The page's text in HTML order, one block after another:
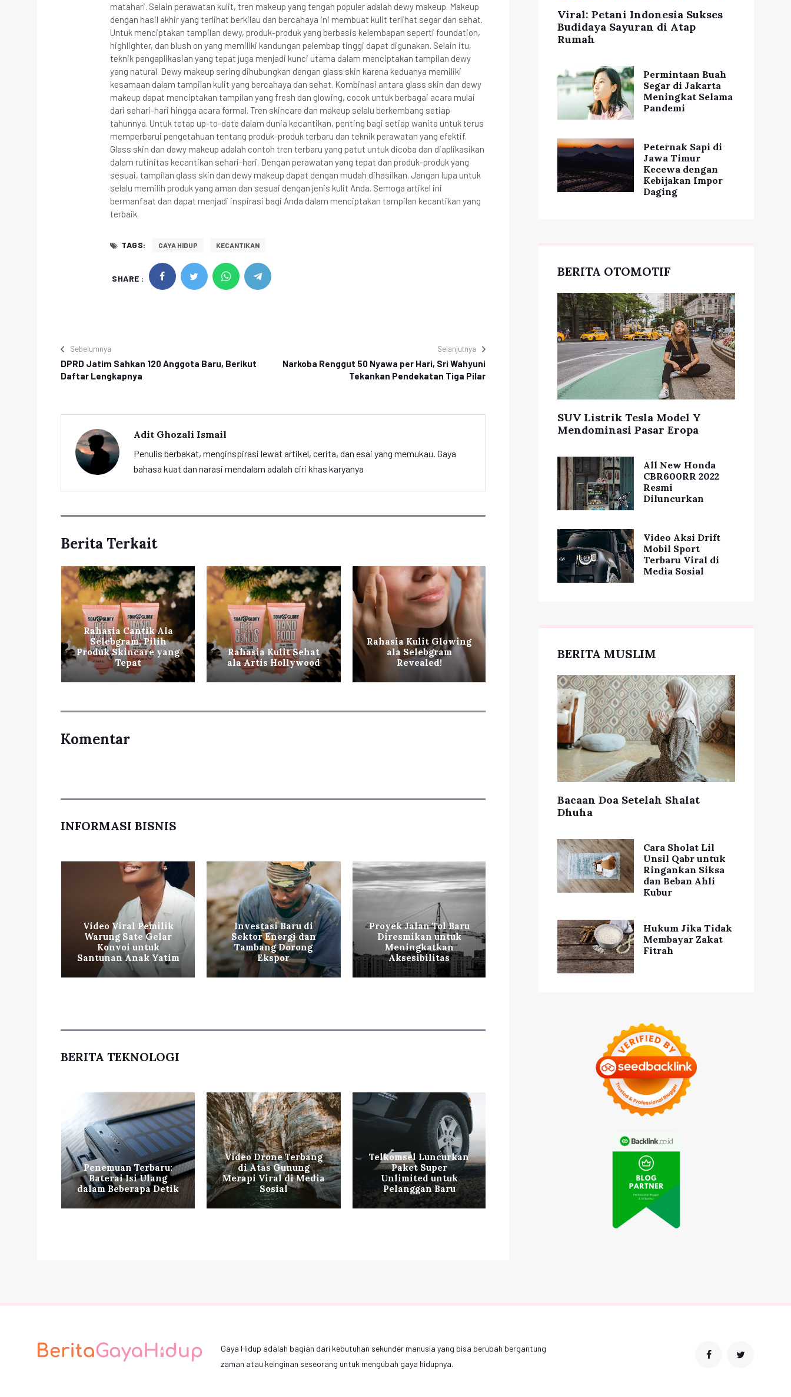
matahari. Selain perawatan kulit, tren makeup yang tengah populer adalah dewy makeup. Makeup
dengan hasil akhir yang terlihat berkilau dan bercahaya ini membuat kulit terlihat segar dan sehat.
Untuk menciptakan tampilan dewy, produk-produk yang berbasis kelembapan seperti foundation,
highlighter, dan blush on yang memiliki kandungan pelembap tinggi dapat digunakan. Selain itu,
teknik pengaplikasian yang tepat juga menjadi kunci utama dalam menciptakan tampilan dewy
yang natural. Dewy makeup sering dihubungkan dengan glass skin karena keduanya memiliki
kesamaan dalam tampilan kulit yang bercahaya dan sehat. Kombinasi antara glass skin dan dewy
makeup dapat menciptakan tampilan yang fresh dan glowing, cocok untuk berbagai acara mulai
dari sehari-hari hingga acara formal. Tren skincare dan makeup selalu berkembang setiap
tahunnya. Untuk tetap up-to-date dalam dunia kecantikan, penting bagi setiap wanita untuk terus
memperbarui pengetahuan tentang produk-produk terbaru dan teknik perawatan yang efektif.
Glass skin dan dewy makeup adalah contoh tren terbaru yang patut untuk dicoba dan diaplikasikan
dalam rutinitas kecantikan sehari-hari. Dengan perawatan yang tepat dan produk-produk yang
sesuai, tampilan glass skin dan dewy makeup dapat dengan mudah dihasilkan. Jangan lupa untuk
selalu memilih produk yang aman dan sesuai dengan jenis kulit Anda. Semoga artikel ini
bermanfaat dan dapat menjadi inspirasi bagi Anda dalam menciptakan tampilan kecantikan yang
terbaik.
TAGS: GAYA HIDUP KECANTIKAN
SHARE :
Sebelumnya
DPRD Jatim Sahkan 120 Anggota Baru, Berikut
Daftar Lengkapnya
Selanjutnya
Narkoba Renggut 50 Nyawa per Hari, Sri Wahyuni
Tekankan Pendekatan Tiga Pilar
Adit Ghozali Ismail
Penulis berbakat, menginspirasi lewat artikel, cerita, dan esai yang memukau. Gaya
bahasa kuat dan narasi mendalam adalah ciri khas karyanya
Berita Terkait
Rahasia Cantik Ala
Selebgram, Pilih
Produk Skincare yang
Tepat
Rahasia Kulit Sehat
ala Artis Hollywood
Rahasia Kulit Glowing
ala Selebgram
Revealed!
Produk Skincare yang
Komentar
INFORMASI BISNIS
Video Viral Pemilik
Warung Sate Gelar
Konvoi untuk
Santunan Anak Yatim
Investasi Baru di
Sektor Energi dan
Tambang Dorong
Ekspor
Proyek Jalan Tol Baru
Diresmikan untuk
Meningkatkan
Aksesibilitas
Video Viral Pemilik
Warung Sate Gelar
Konvoi untuk
Santunan Anak Yatim
Investasi Baru di
Sektor Energi dan
Tambang Dorong
BERITA TEKNOLOGI
Penemuan Terbaru:
Baterai Isi Ulang
dalam Beberapa Detik
Video Drone Terbang
di Atas Gunung
Merapi Viral di Media
Sosial
Telkomsel Luncurkan
Paket Super
Unlimited untuk
Pelanggan Baru
Viral: Petani Indonesia Sukses
Budidaya Sayuran di Atap
Rumah
Permintaan Buah
Segar di Jakarta
Meningkat Selama
Pandemi
Peternak Sapi di
Jawa Timur
Kecewa dengan
Kebijakan Impor
Daging
BERITA OTOMOTIF
SUV Listrik Tesla Model Y
Mendominasi Pasar Eropa
All New Honda
CBR600RR 2022
Resmi
Diluncurkan
Video Aksi Drift
Mobil Sport
Terbaru Viral di
Media Sosial
BERITA MUSLIM
Bacaan Doa Setelah Shalat
Dhuha
Cara Sholat Lil
Unsil Qabr untuk
Ringankan Siksa
dan Beban Ahli
Kubur
Hukum Jika Tidak
Membayar Zakat
Fitrah
Gaya Hidup adalah bagian dari kebutuhan sekunder manusia yang bisa berubah bergantung
zaman atau keinginan seseorang untuk mengubah gaya hidupnya.